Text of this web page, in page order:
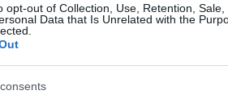
opt-out of Collection, Use, Retention,
Data that Is Unrelated with the
és magyar is, mert "mindenhol
szétvert közösségeket.
múlt, múlt nélkül pedig nincs jövő